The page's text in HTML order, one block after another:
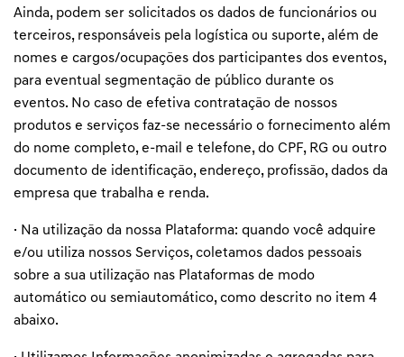
Ainda, podem ser solicitados os dados de funcionários ou
terceiros, responsáveis pela logística ou suporte, além de
nomes e cargos/ocupações dos participantes dos eventos,
para eventual segmentação de público durante os
eventos. No caso de efetiva contratação de nossos
produtos e serviços faz-se necessário o fornecimento além
do nome completo, e-mail e telefone, do CPF, RG ou outro
documento de identificação, endereço, profissão, dados da
empresa que trabalha e renda.
· Na utilização da nossa Plataforma: quando você adquire
e/ou utiliza nossos Serviços, coletamos dados pessoais
sobre a sua utilização nas Plataformas de modo
automático ou semiautomático, como descrito no item 4
abaixo.